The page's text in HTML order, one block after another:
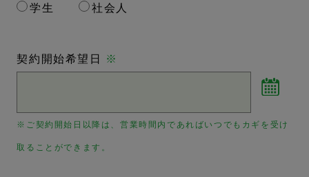
学生
社会人
契約開始希望日 ※
※ご契約開始日以降は、営業時間内であればいつでもカギを受け
取ることができます。